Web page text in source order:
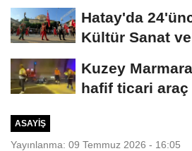
Hatay'da
Kültür Sanat
Kuzey
hafif ticari araç
ASAYIŞ
Yayınlanma: 09 Temmuz 2026 - 16:05